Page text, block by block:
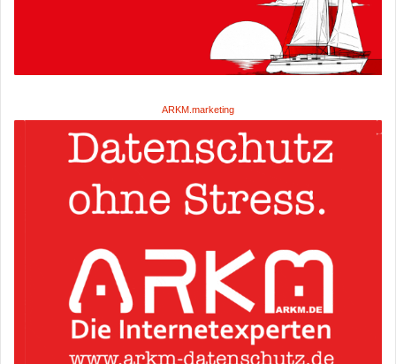
ARKM.marketing